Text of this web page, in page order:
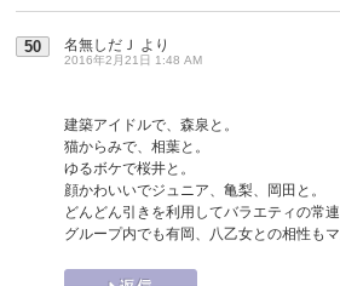
50 名無しだＪ より
2016年2月21日 1:48 AM
建築アイドルで、森泉と。
猫からみで、相葉と。
ゆるボケで桜井と。
顔かわいいでジュニア、亀梨、岡田と。
どんどん引きを利用してバラエティの常連
グループ内でも有岡、八乙女との相性もマ